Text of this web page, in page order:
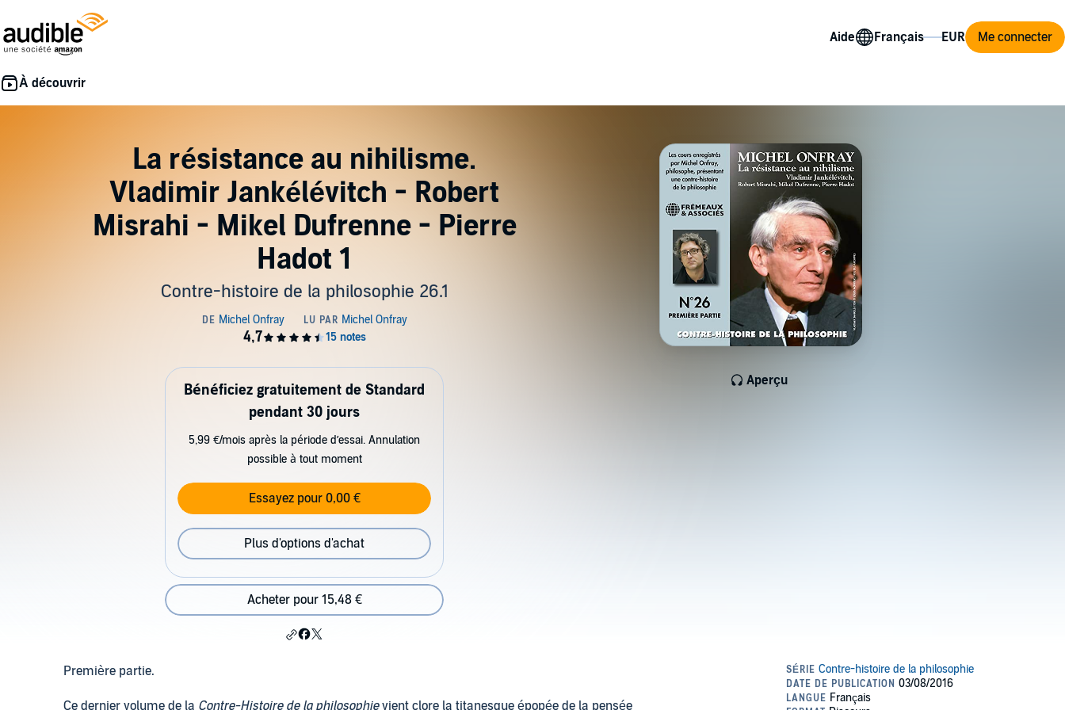
Aide Me connecter
La résistance au nihilisme.
Vladimir Jankélévitch - Robert
Misrahi - Mikel Dufrenne - Pierre
Hadot 1
Contre-histoire de la philosophie 26.1
Aperçu
Bénéficiez gratuitement de Standard
pendant 30 jours
5,99 €/mois après la période d’essai. Annulation
possible à tout moment
Essayez pour 0,00 €
Plus d'options d'achat
Acheter pour 15,48 €
Première partie.
Ce dernier volume de la Contre-Histoire de la philosophievient clore la titanesque épopée de la pensée